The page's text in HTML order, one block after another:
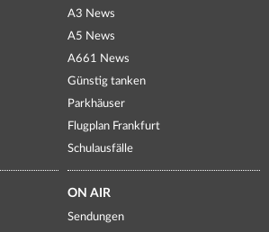
A3 News
A5 News
A661 News
Günstig tanken
Parkhäuser
Flugplan Frankfurt
Schulausfälle
ON AIR
Sendungen